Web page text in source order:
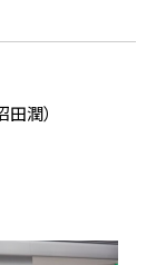
潤）